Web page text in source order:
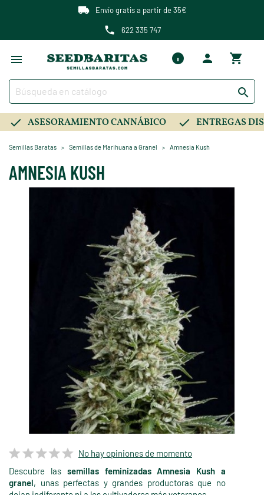
Envío gratis a partir de 35€
622 335 747

ASESORAMIENTO CANNÁBICO ENTREGAS
Semillas Baratas Semillas de Marihuana a Granel Amnesia Kush
AMNESIA KUSH
No hay opiniones de momento
Descubre las semillas feminizadas Amnesia Kush a
granel, unas perfectas y grandes productoras que no